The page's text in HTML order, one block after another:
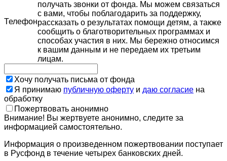
Телефон
получать звонки от фонда. Мы можем связаться
с вами, чтобы поблагодарить за поддержку,
рассказать о результатах помощи детям, а также
сообщить о благотворительных программах и
способах участия в них. Мы бережно относимся
к вашим данным и не передаем их третьим
лицам.
Хочу получать письма от фонда
Я принимаю публичную оферту и даю согласие на
обработку
Пожертвовать анонимно
Внимание! Вы жертвуете анонимно, следите за
информацией самостоятельно.
Информация о произведенном пожертвовании поступает
в Русфонд в течение четырех банковских дней.